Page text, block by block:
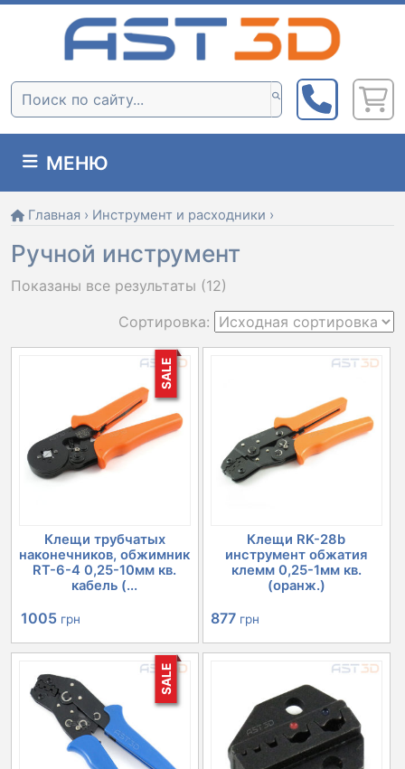
Skip
Поиск:
МЕНЮ
Главная › Инструмент и расходники ›
Ручной инструмент
Показаны все результаты (12)
SALE
Клещи трубчатых
наконечников, обжимник
RT-6-4 0,25-10мм кв.
кабель (...
Первоначальная
цена
составляла
1099 грн.
1005 грн
цена:
1005 грн.
Клещи RK-28b
инструмент обжатия
клемм 0,25-1мм кв.
(оранж.)
877 грн
SALE